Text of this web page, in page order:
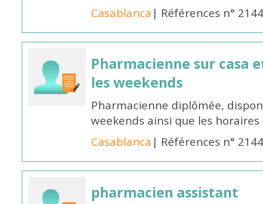
Casablanca | Références n°
Pharmacienne sur casa
les weekends
Pharmacienne diplômée,
weekends ainsi que les
Casablanca | Références n°
pharmacien assistant